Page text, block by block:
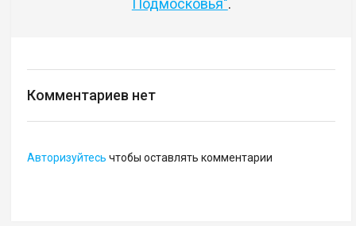
Подмосковья".
Комментариев нет
Авторизуйтесь чтобы оставлять комментарии